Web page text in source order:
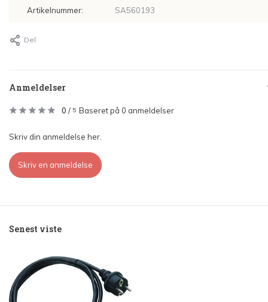
Artikelnummer: SA560193
Del
Anmeldelser
0 / 5 Baseret på 0 anmeldelser
Skriv din anmeldelse her.
Skriv en anmeldelse
Senest viste